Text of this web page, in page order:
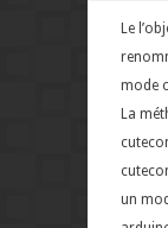
Le
mode
La
un